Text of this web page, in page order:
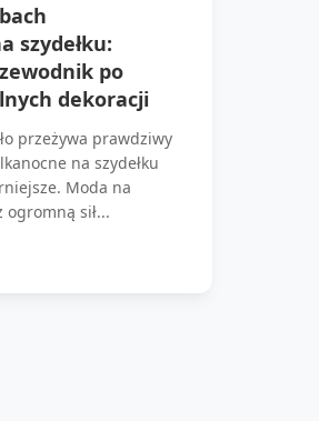
szydełku:
po
dekoracji
przeżywa prawdziwy
na szydełku
Moda na
sił...